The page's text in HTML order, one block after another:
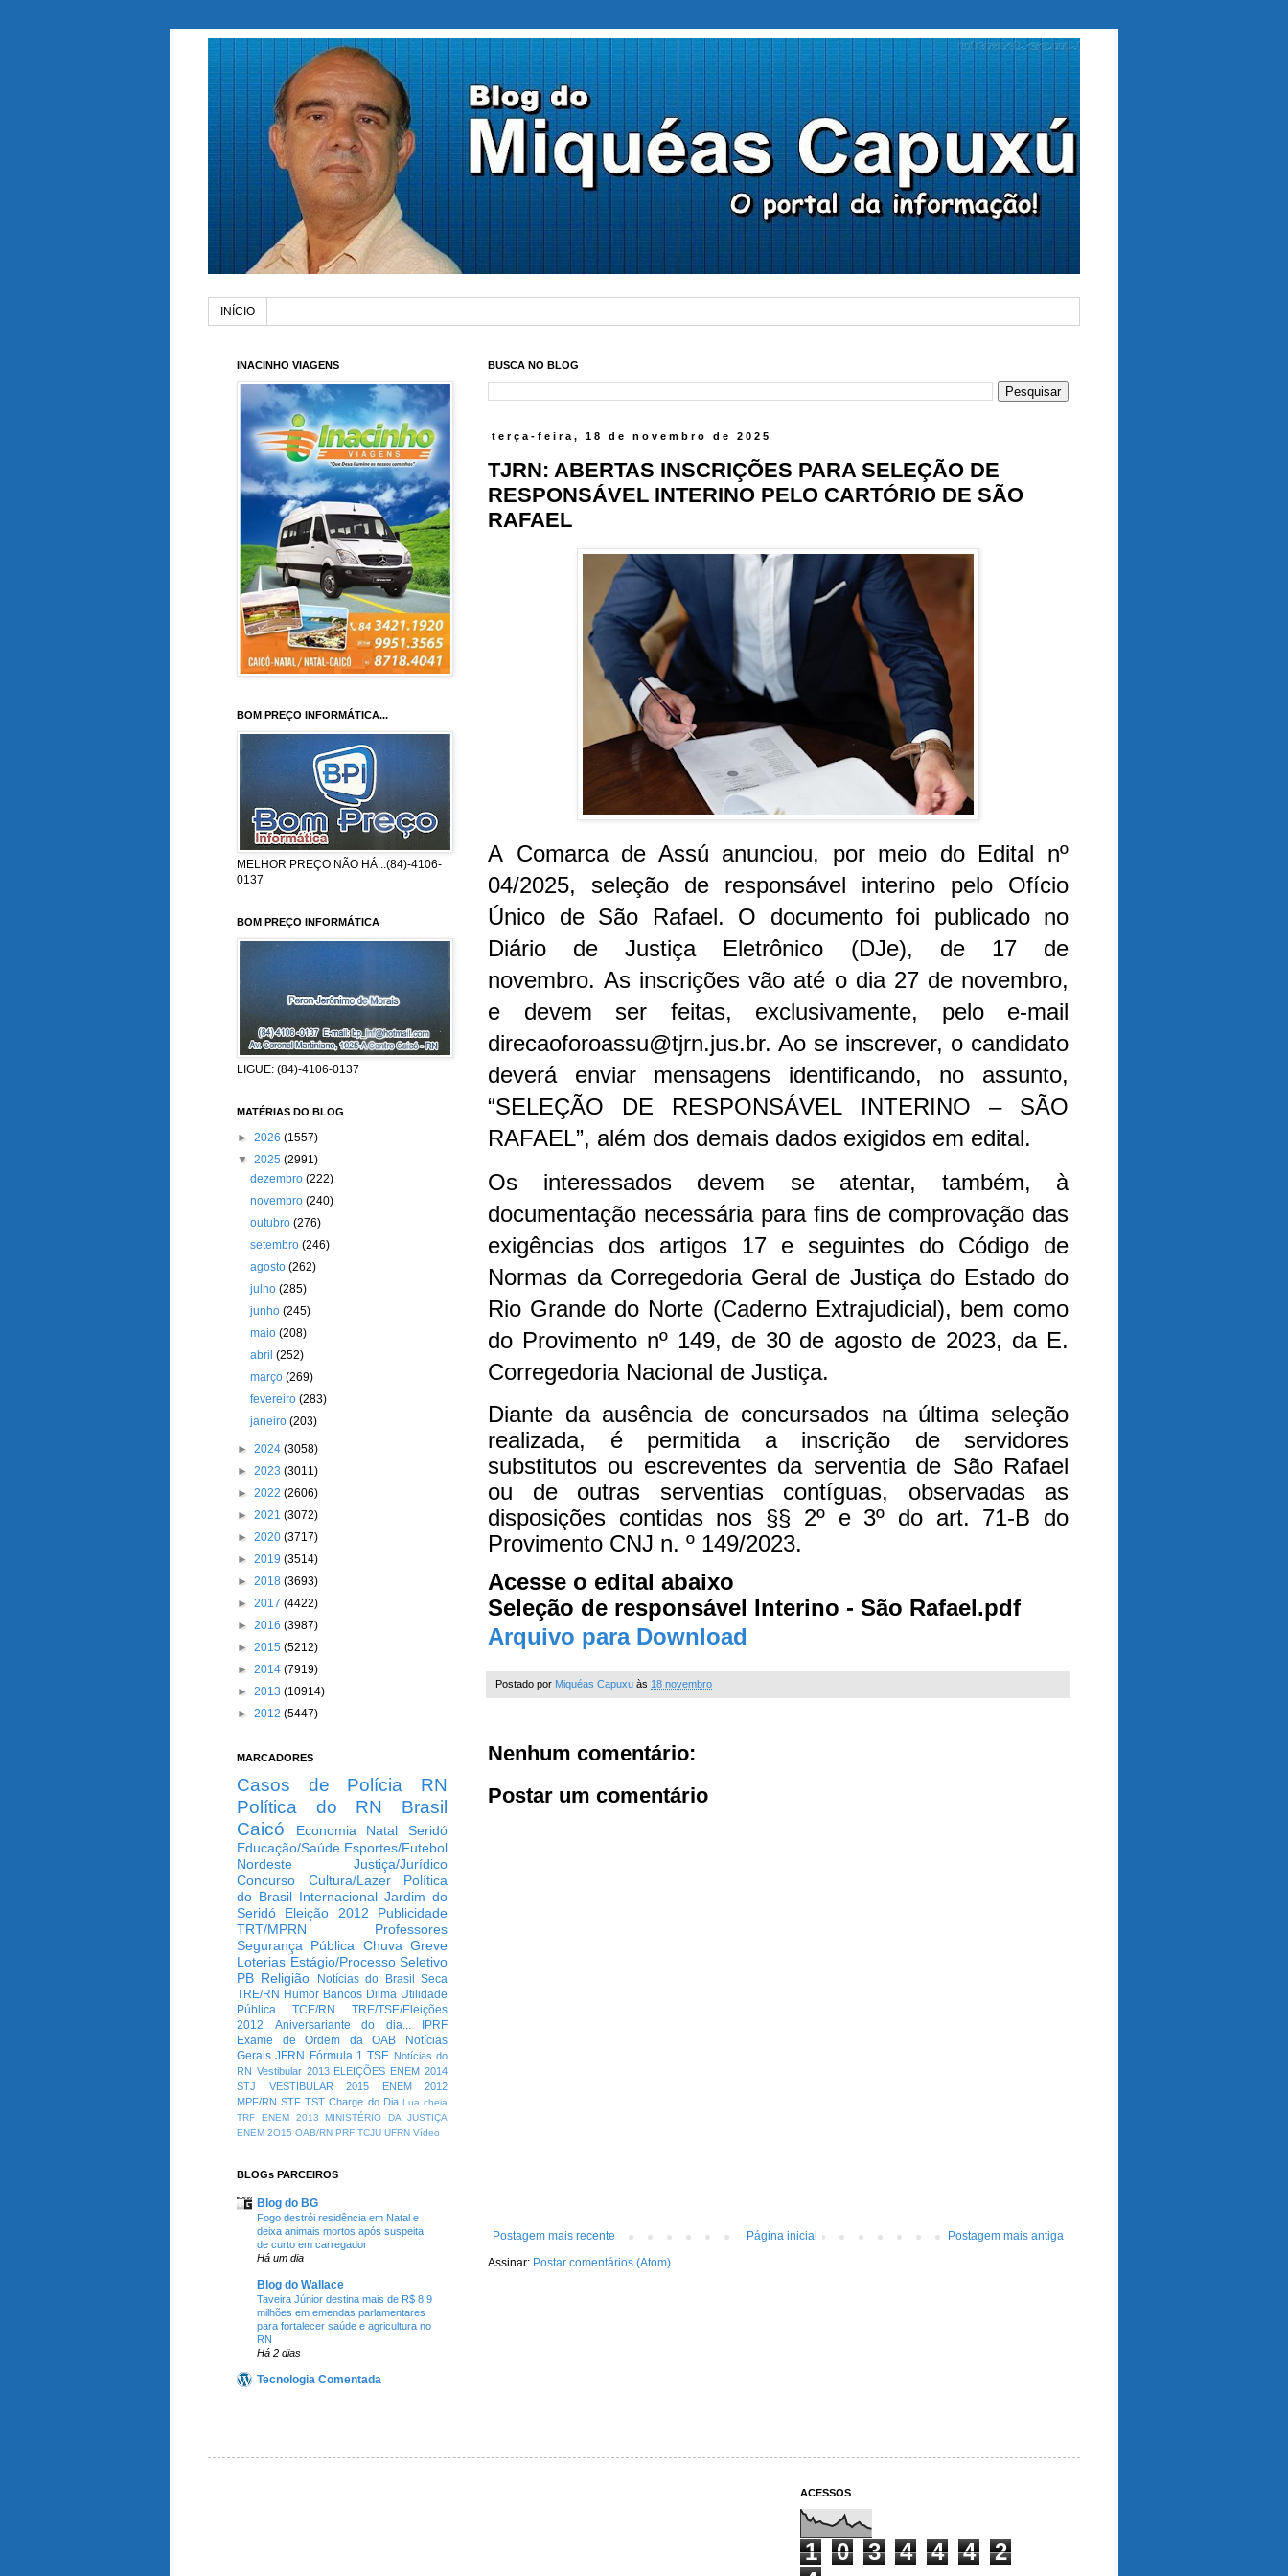
INÍCIO
BUSCA NO BLOG
terça-feira, 18 de novembro de 2025
TJRN: ABERTAS INSCRIÇÕES PARA SELEÇÃO DE
RESPONSÁVEL INTERINO PELO CARTÓRIO DE SÃO
RAFAEL
A Comarcade Assú anunciou, por meio do Edital nº
04/2025, seleção de responsável interino pelo Ofício
Único de São Rafael. O documento foi publicado no
Diário de Justiça Eletrônico (DJe), de 17 de
novembro.As inscrições vão até o dia 27 de novembro,
e devem ser feitas, exclusivamente, pelo e-mail
direcaoforoassu@tjrn.jus.br. Ao se inscrever, o candidato
deverá enviar mensagens identificando, no assunto,
“SELEÇÃO DE RESPONSÁVEL INTERINO – SÃO
RAFAEL”, além dos demais dados exigidos em edital.
Os interessados devem se atentar, também, à
documentação necessária para fins de comprovação das
exigências dos artigos 17 e seguintes do Código de
Normas da Corregedoria Geral de Justiça do Estado do
Rio Grande do Norte (Caderno Extrajudicial), bem como
do Provimento nº 149, de 30 de agosto de 2023, da E.
Corregedoria Nacional de Justiça.
Diante da ausência de concursados na última seleção
realizada, é permitida a inscrição de servidores
substitutos ou escreventes da serventia de São Rafael
ou de outras serventias contíguas, observadas as
disposições contidas nos §§ 2º e 3º do art. 71-B do
Provimento CNJ n. º 149/2023.
Acesse o edital abaixo
Seleção de responsável Interino - São Rafael.pdf
Arquivo para Download
Postado por Miquéas Capuxu às 18 novembro
Nenhum comentário:
Postar um comentário
Postagem mais recente Postagem mais antiga
Página inicial
Assinar: Postar comentários (Atom)
INACINHO VIAGENS
BOM PREÇO INFORMÁTICA...
MELHOR PREÇO NÃO HÁ...(84)-4106-
0137
BOM PREÇO INFORMÁTICA
LIGUE: (84)-4106-0137
MATÉRIAS DO BLOG
► 2026 (1557)
▼ 2025 (2991)
dezembro(222)
novembro(240)
outubro(276)
setembro(246)
agosto(262)
julho(285)
junho(245)
maio(208)
abril(252)
março(269)
fevereiro(283)
janeiro(203)
► 2024 (3058)
► 2023 (3011)
► 2022 (2606)
► 2021 (3072)
► 2020 (3717)
► 2019 (3514)
► 2018 (3693)
► 2017 (4422)
► 2016 (3987)
► 2015 (5212)
► 2014 (7919)
► 2013 (10914)
► 2012 (5447)
MARCADORES
Casos de Polícia
RN
Política do RN
Brasil
Caicó
Economia Natal
Seridó
Educação/Saúde Esportes/Futebol
Nordeste
Justiça/Jurídico
Concurso
Cultura/Lazer
Política
do Brasil Internacional Jardim do
Seridó
Eleição 2012
Publicidade
TRT/MPRN
Professores
Segurança Pública Chuva Greve
Loterias Estágio/Processo Seletivo
PB Religião Notícias do Brasil
Seca
TRE/RN Humor Bancos Dilma Utilidade
Pública
TCE/RN
TRE/TSE/Eleições
2012
Aniversariante do dia...
IPRF
Exame de Ordem da OAB
Notícias
Gerais JFRN Fórmula 1 TSE Notícias do
RN Vestibular 2013 ELEIÇÕES ENEM 2014
STJ
VESTIBULAR 2015
ENEM 2012
MPF/RN STF TST Charge do Dia Lua cheia
TRF
ENEM 2013
MINISTÉRIO DA JUSTIÇA
ENEM 2O15 OAB/RN PRF TCJU UFRN Vídeo
BLOGs PARCEIROS
Blog do BG
Fogo destrói residência em Natal e
deixa animais mortos após suspeita
de curto em carregador
Há um dia
Blog do Wallace
Taveira Júnior destina mais de R$ 8,9
milhões em emendas parlamentares
para fortalecer saúde e agricultura no
RN
Há 2 dias
Tecnologia Comentada
ACESSOS
1 0 3 4 4 4
2